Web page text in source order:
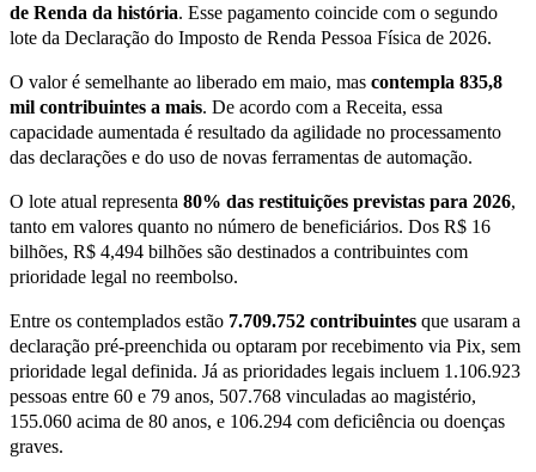
de Renda da história. Esse pagamento coincide com o segundo
lote da Declaração do Imposto de Renda Pessoa Física de 2026.
O valor é semelhante ao liberado em maio, mas contempla 835,8
mil contribuintes a mais. De acordo com a Receita, essa
capacidade aumentada é resultado da agilidade no processamento
das declarações e do uso de novas ferramentas de automação.
O lote atual representa 80% das restituições previstas para 2026,
tanto em valores quanto no número de beneficiários. Dos R$ 16
bilhões, R$ 4,494 bilhões são destinados a contribuintes com
prioridade legal no reembolso.
Entre os contemplados estão 7.709.752 contribuintes que usaram a
declaração pré-preenchida ou optaram por recebimento via Pix, sem
prioridade legal definida. Já as prioridades legais incluem 1.106.923
pessoas entre 60 e 79 anos, 507.768 vinculadas ao magistério,
155.060 acima de 80 anos, e 106.294 com deficiência ou doenças
graves.